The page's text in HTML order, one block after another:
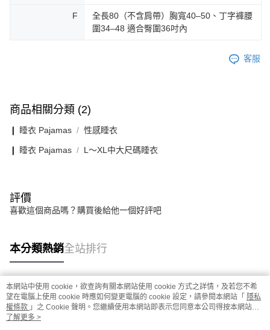
F
全長80（不含肩帶）胸寬40–50、丁字褲腰
圍34–48 適合臀圍36吋內
客服
商品相關分類 (2)
❙ 睡衣 Pajamas 性感睡衣
❙ 睡衣 Pajamas L〜XL中大尺碼睡衣
評價
喜歡這個商品嗎？購買後給他一個好評吧
本分類熱銷全站排行
熱門標籤
本網站中使用 cookie，欲查詢有關本網站使用 cookie 方式之詳情，及若您不希
望在電腦上使用 cookie 時應如何變更電腦的 cookie 設定，請參閱本網站「 隱私
權條款 」之 Cookie 聲明。您繼續使用本網站即表示您同意本公司得按本網站使
用條款之 Cookie 聲明使用 cookie。
了解更多 >